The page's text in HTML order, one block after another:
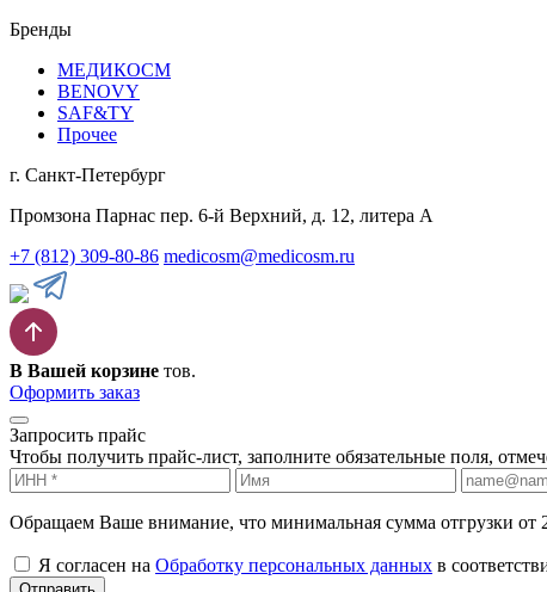
Бренды
МЕДИКОСМ
BENOVY
SAF&TY
Прочее
г. Санкт-Петербург
Промзона Парнас пер. 6-й Верхний, д. 12, литера А
+7 (812) 309-80-86 medicosm@medicosm.ru
В Вашей корзине тов.
Оформить заказ
Запросить прайс
Чтобы получить прайс-лист, заполните обязательные поля,
Обращаем Ваше внимание, что минимальная сумма отгрузки от
Я согласен на Обработку персональных данных в